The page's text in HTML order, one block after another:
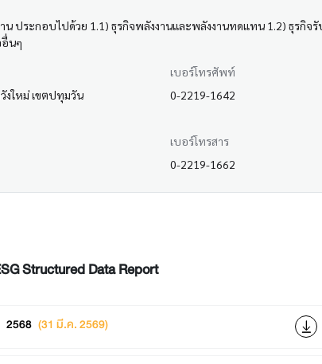
ประกอบไปด้วย 1.1) ธุรกิจพลังงานและพลังงานทดแทน 1.2) ธุรกิจ
อื่นๆ
งใหม่ เขตปทุมวัน
เบอร์โทรศัพท์
0-2219-1642
เบอร์โทรสาร
0-2219-1662
Structured Data Report
2568 (31 มี.ค. 2569)